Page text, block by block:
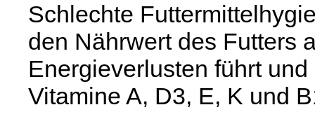
Schlechte
den Nährwert des Futters
Energieverlusten führt
Vitamine A, D3, E, K und